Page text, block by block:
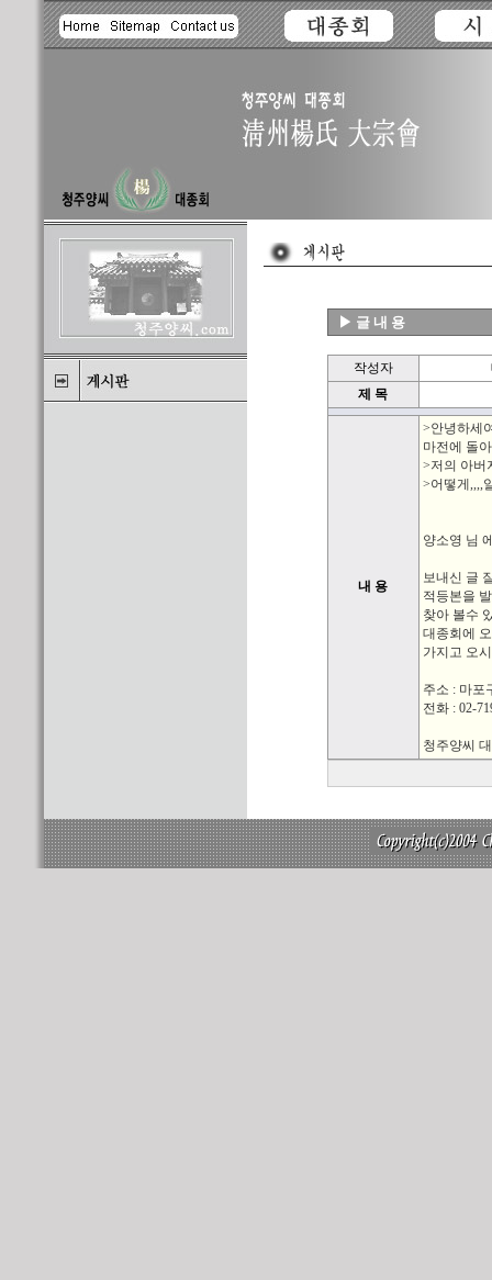
▶ 글 내 용
작성자
제 목
내 용
>안녕하세
마전에 돌
>저의 아버
>어떻게,,,,
양소영 님
보내신 글
적등본을
찾아 볼수
대종회에
가지고 오
주소 : 마포
전화 : 02-
청주양씨